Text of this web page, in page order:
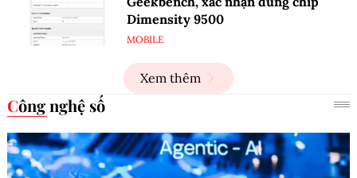
Dimensity 9500
MOBILE
Xem thêm
Công nghệ số